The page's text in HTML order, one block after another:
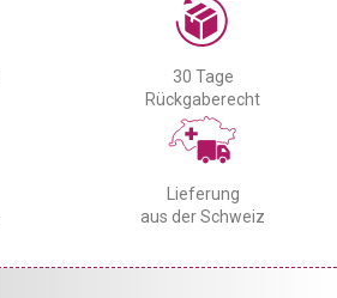
30 Tage
Rückgaberecht
Lieferung
aus der Schweiz